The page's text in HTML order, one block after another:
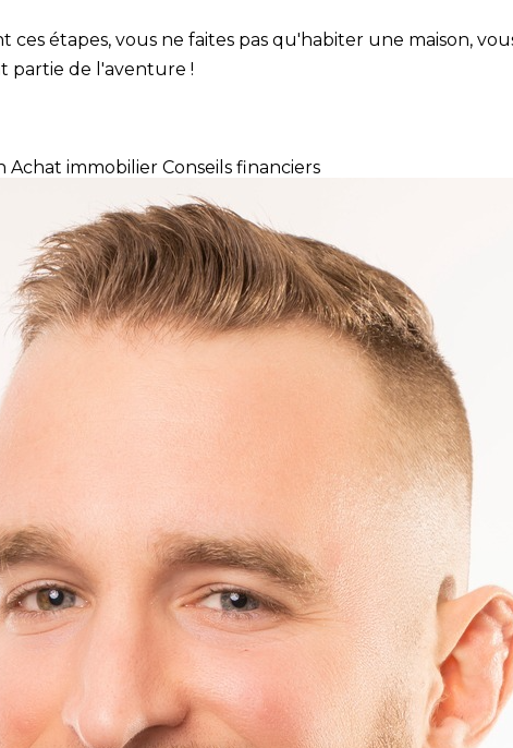
ces étapes, vous ne faites pas qu'habiter une maison,
partie de l'aventure !
Achat immobilier Conseils financiers